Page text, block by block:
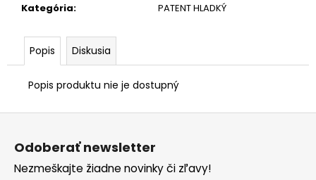
Kategória: PATENT HLADKÝ
Popis Diskusia
Popis produktu nie je dostupný
Z
Odoberať newsletter
Nezmeškajte žiadne novinky či zľavy!